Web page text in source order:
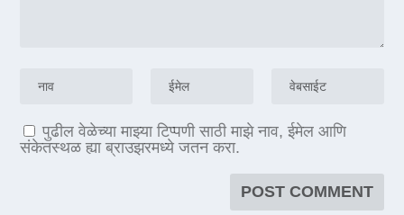
पुढील वेळेच्या माझ्या टिप्पणी साठी माझे नाव, ईमेल आणि
संकेतस्थळ ह्या ब्राउझरमध्ये जतन करा.